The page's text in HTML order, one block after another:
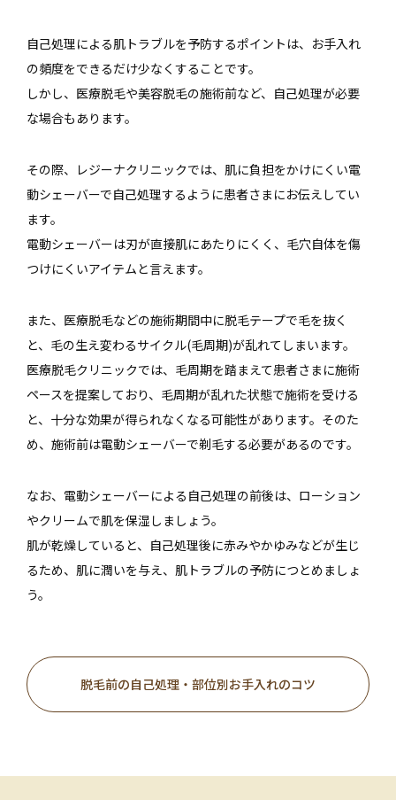
自己処理による肌トラブルを予防するポイントは、お手入れ
の頻度をできるだけ少なくすることです。
しかし、医療脱毛や美容脱毛の施術前など、自己処理が必要
な場合もあります。
その際、レジーナクリニックでは、肌に負担をかけにくい電
動シェーバーで自己処理するように患者さまにお伝えしてい
ます。
電動シェーバーは刃が直接肌にあたりにくく、毛穴自体を傷
つけにくいアイテムと言えます。
また、医療脱毛などの施術期間中に脱毛テープで毛を抜く
と、毛の生え変わるサイクル(毛周期)が乱れてしまいます。
医療脱毛クリニックでは、毛周期を踏まえて患者さまに施術
ペースを提案しており、毛周期が乱れた状態で施術を受ける
と、十分な効果が得られなくなる可能性があります。そのた
め、施術前は電動シェーバーで剃毛する必要があるのです。
なお、電動シェーバーによる自己処理の前後は、ローション
やクリームで肌を保湿しましょう。
肌が乾燥していると、自己処理後に赤みやかゆみなどが生じ
るため、肌に潤いを与え、肌トラブルの予防につとめましょ
う。
脱毛前の自己処理・部位別お手入れのコツ